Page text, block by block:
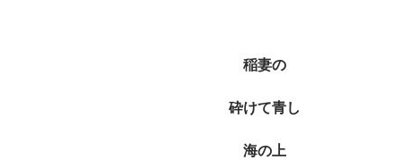
稲妻の
砕けて青し
海の上